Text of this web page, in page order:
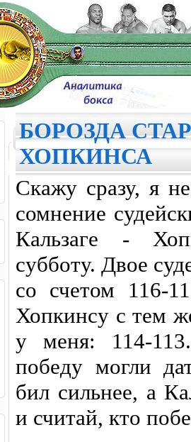
БОРОЗДА
ХОПКИНСА
Скажу сразу, я
сомнение
Кальзаге -
субботу. Двое
со счетом 116-
Хопкинсу с тем
у меня: 114-
победу могли
бил сильнее, а
и считай, кто